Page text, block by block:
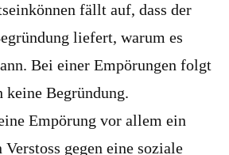
fällt auf, dass der
liefert, warum es
Bei einer Empörungen folgt
keine Begründung.
Empörung vor allem ein
gegen eine soziale